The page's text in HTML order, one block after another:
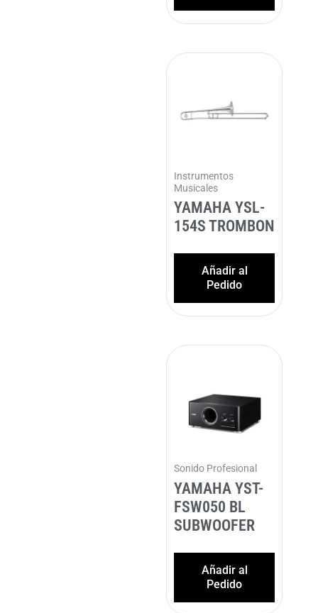
Instrumentos
Musicales
YAMAHA YSL-
154S TROMBON
Añadir al
Pedido
Sonido Profesional
YAMAHA YST-
FSW050 BL
SUBWOOFER
Añadir al
Pedido